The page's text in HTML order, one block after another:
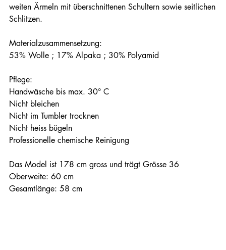
weiten Ärmeln mit überschnittenen Schultern sowie seitlichen
Schlitzen.
Materialzusammensetzung:
53% Wolle ; 17% Alpaka ; 30% Polyamid
Pflege:
Handwäsche bis max. 30° C
Nicht bleichen
Nicht im Tumbler trocknen
Nicht heiss bügeln
Professionelle chemische Reinigung
Das Model ist 178 cm gross und trägt Grösse 36
Oberweite: 60 cm
Gesamtlänge: 58 cm